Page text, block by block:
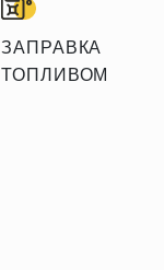
ЗАПРАВКА
ТОПЛИВОМ